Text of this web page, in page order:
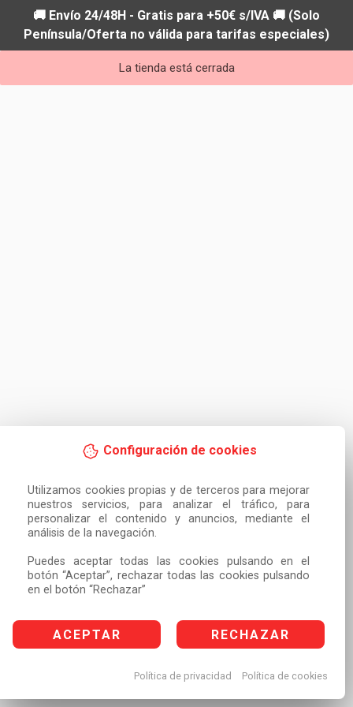
Configuración de cookies
Utilizamos cookies propias y de terceros para mejorar
nuestros servicios, para analizar el tráfico, para
personalizar el contenido y anuncios, mediante el
análisis de la navegación.
Puedes aceptar todas las cookies pulsando en el
botón “Aceptar”, rechazar todas las cookies pulsando
en el botón “Rechazar”
ACEPTAR RECHAZAR
Política de privacidad Política de cookies
🚚 Envío 24/48H - Gratis para +50€ s/IVA 🚚 (Solo
Península/Oferta no válida para tarifas especiales)
La tienda está cerrada